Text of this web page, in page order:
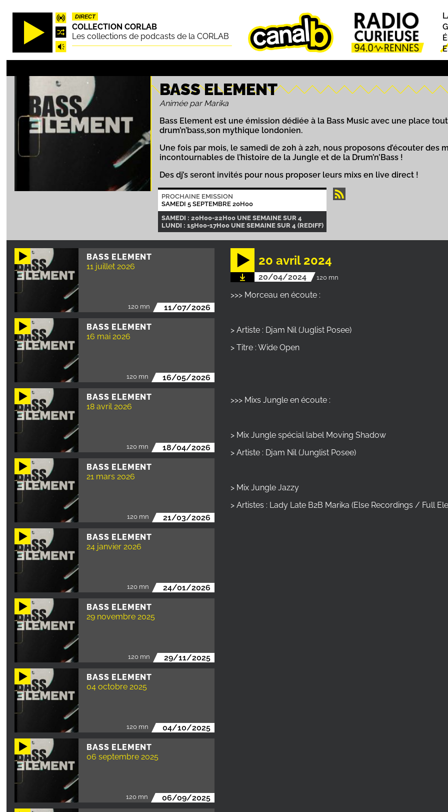
Aller
principal
DIRECT
COLLECTION CORLAB
Les collections de podcasts de la CORLAB
BASS ELEMENT
Animée par Marika
Bass Element est une émission dédiée à la Bass Music avec une place
drum’n’bass,son mythique londonien.
Une fois par mois, le samedi de 20h à 22h, nous proposons d’écouter des
incontournables de l’histoire de la Jungle et de la Drum’n’Bass !
Des dj’s seront invités pour nous proposer leurs mixs en live direct !
PROCHAINE EMISSION
SAMEDI 5 SEPTEMBRE 20H00
SAMEDI : 20H00-22H00 UNE SEMAINE SUR 4
LUNDI : 15H00-17H00 UNE SEMAINE SUR 4 (REDIFF)
BASS ELEMENT
11 juillet 2026
120 mn 11/07/2026
BASS ELEMENT
16 mai 2026
120 mn 16/05/2026
BASS ELEMENT
18 avril 2026
120 mn 18/04/2026
BASS ELEMENT
21 mars 2026
120 mn 21/03/2026
BASS ELEMENT
24 janvier 2026
120 mn 24/01/2026
BASS ELEMENT
29 novembre 2025
120 mn 29/11/2025
BASS ELEMENT
04 octobre 2025
120 mn 04/10/2025
BASS ELEMENT
06 septembre 2025
120 mn 06/09/2025
20 avril 2024
20/04/2024 120 mn
>>> Morceau en écoute :
> Artiste : Djam Nil (Juglist Posee)
> Titre : Wide Open
>>> Mixs Jungle en écoute :
> Mix Jungle spécial label Moving Shadow
> Artiste : Djam Nil (Junglist Posee)
> Mix Jungle Jazzy
> Artistes : Lady Late B2B Marika (Else Recordings / Full